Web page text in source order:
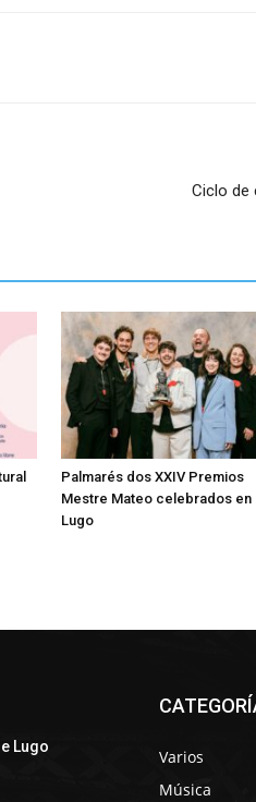
Ciclo de
Palmarés dos XXIV Premios
Mestre Mateo celebrados en
Lugo
Lugo Varios
Música